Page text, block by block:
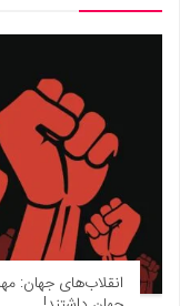
انقلاب‌های جهان: